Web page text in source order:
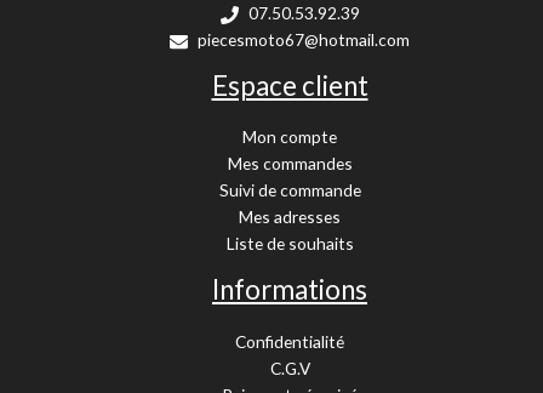
07.50.53.92.39
piecesmoto67@hotmail.com
Espace client
Mon compte
Mes commandes
Suivi de commande
Mes adresses
Liste de souhaits
Informations
Confidentialité
C.G.V